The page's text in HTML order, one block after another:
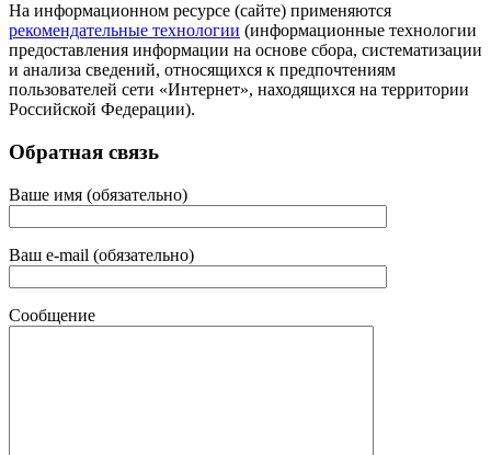
На информационном ресурсе (сайте) применяются
рекомендательные технологии (информационные технологии
предоставления информации на основе сбора, систематизации
и анализа сведений, относящихся к предпочтениям
пользователей сети «Интернет», находящихся на территории
Российской Федерации).
Обратная связь
Ваше имя (обязательно)
Ваш e-mail (обязательно)
Сообщение